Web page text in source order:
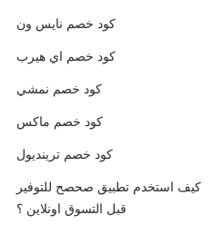
كود خصم نايس ون
كود خصم اي هيرب
كود خصم نمشي
كود خصم ماكس
كود خصم ترينديول
كيف استخدم تطبيق صحصح للتوفير
قبل التسوق اونلاين ؟